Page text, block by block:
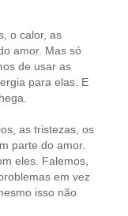
o calor, as
amor. Mas só
de usar as
para elas. E
as tristezas, os
parte do amor.
eles. Falemos,
em vez
isso não